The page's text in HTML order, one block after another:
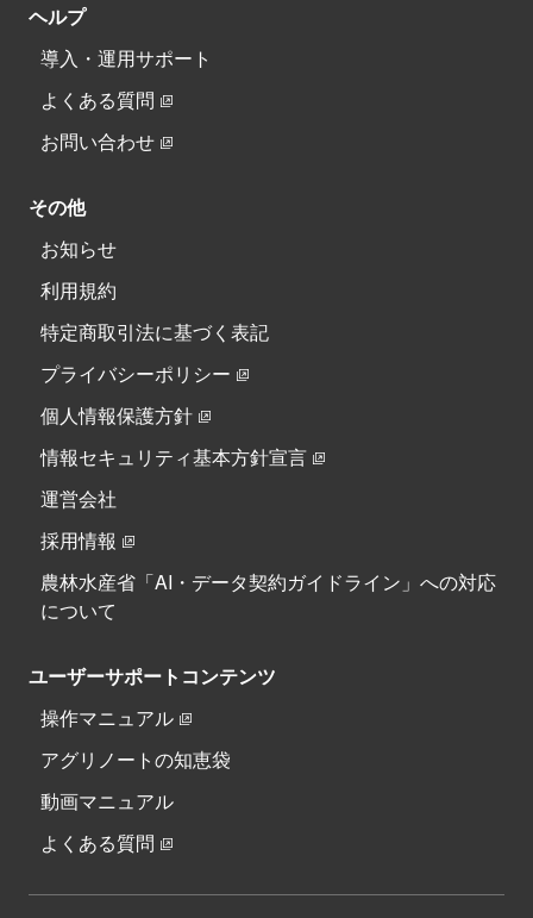
ヘルプ
導入・運用サポート
よくある質問
お問い合わせ
その他
お知らせ
利用規約
特定商取引法に基づく表記
プライバシーポリシー
個人情報保護方針
情報セキュリティ基本方針宣言
運営会社
採用情報
農林水産省「AI・データ契約ガイドライン」への対応
について
ユーザーサポートコンテンツ
操作マニュアル
アグリノートの知恵袋
動画マニュアル
よくある質問